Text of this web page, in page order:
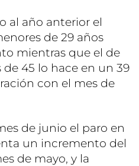
al año anterior el
de 29 años
mientras que el de
de 45 lo hace en un 39
con el mes de
de junio el paro en
un incremento del
de mayo, y la